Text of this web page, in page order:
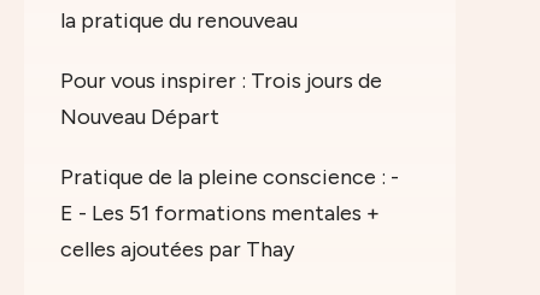
la pratique du renouveau
Pour vous inspirer : Trois jours de
Nouveau Départ
Pratique de la pleine conscience : -
E - Les 51 formations mentales +
celles ajoutées par Thay